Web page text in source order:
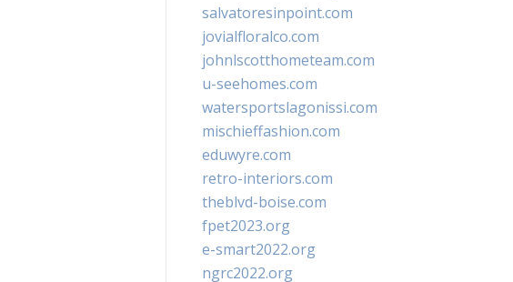
salvatoresinpoint.com
jovialfloralco.com
johnlscotthometeam.com
u-seehomes.com
watersportslagonissi.com
mischieffashion.com
eduwyre.com
retro-interiors.com
theblvd-boise.com
fpet2023.org
e-smart2022.org
ngrc2022.org